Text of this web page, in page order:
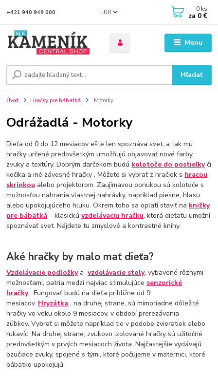
Menu
EUR
Hľadať
+421 940 949 000 0 ks
za 0 €
Úvod Hračky pre bábätká Motorky
Odrážadlá - Motorky
Dieťa od 0 do 12 mesiacov ešte len spoznáva svet, a tak mu
hračky určené predovšetkým umožňujú objavovať nové farby,
zvuky a textúry. Dobrým darčekom budú kolotoče do postieľkyči
kočíka a iné závesné hračky . Môžete si vybrať z hračiek s hracou
skrinkou alebo projektorom. Zaujímavou ponukou sú kolotoče s
možnosťou nahrania vlastnej nahrávky, napríklad piesne, hlasu
alebo upokojujúceho hluku. Okrem toho sa oplatí staviť na knižky
pre bábätká – klasickúvzdelávaciu hračku, ktorá dieťaťu umožní
spoznávať svet. Nájdete tu zmyslové a kontrastné knihy.
Aké hračky by malo mať dieťa?
Vzdelávacie podložkyavzdelávacie stoly, vybavené rôznymi
možnosťami, patria medzi najviac stimulujúce senzorické
hračky. Fungovať budú na dieťa približne od 9
mesiacov. Hryzátka , na druhej strane, sú mimoriadne dôležité
hračky vo veku okolo 9 mesiacov, v období prerezávania
zúbkov. Vybrať si môžete napríklad tie v podobe zvieratiek alebo
rukavíc. Na druhej strane, zvukovo izolované hračky sú užitočné
predovšetkým v prvých mesiacoch života. Najčastejšie vydávajú
bzučiace zvuky, spojené s tými, ktoré počujeme v maternici, ktoré
bábätko upokojujú.